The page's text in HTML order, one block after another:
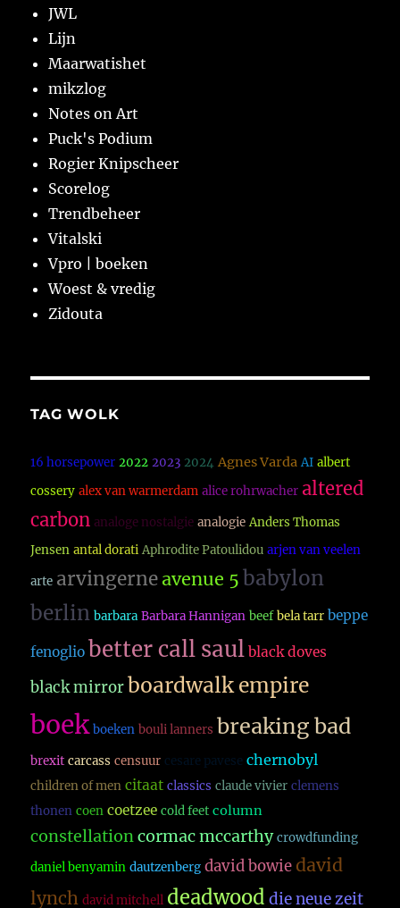
JWL
Lijn
Maarwatishet
mikzlog
Notes on Art
Puck's Podium
Rogier Knipscheer
Scorelog
Trendbeheer
Vitalski
Vpro | boeken
Woest & vredig
Zidouta
TAG WOLK
16 horsepower 2022 2023 2024 Agnes Varda AI albert
cossery alex van warmerdam alice rohrwacher altered
carbon analoge nostalgie analogie Anders Thomas
Jensen antal dorati Aphrodite Patoulidou arjen van veelen
arte arvingerne avenue 5 babylon
berlin barbara Barbara Hannigan beef bela tarr beppe
fenoglio better call saul black doves
black mirror boardwalk empire
boek boeken bouli lanners breaking bad
brexit carcass censuur cesare pavese chernobyl
children of men citaat classics claude vivier clemens
thonen coen coetzee cold feet column
constellationcormac mccarthy crowdfunding
daniel benyamin dautzenberg david bowie david
lynch david mitchell deadwood die neue zeit